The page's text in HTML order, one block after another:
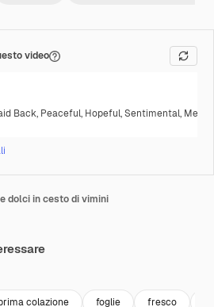
video
Back, Peaceful, Hopeful,Sentimental,
dolci in cesto di vimini
colazione foglie fresco